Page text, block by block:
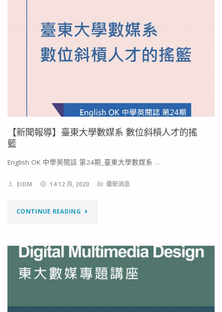
109
年
教
師
徵
段
通
【新聞報導】臺東大學數媒系 數位斜槓人才的搖
籃
English OK 中學英閱誌 第24期_臺東大學數媒系 …
EIDM 14 12 月, 2020 最新消息
CONTINUE READING"【新
報
導】